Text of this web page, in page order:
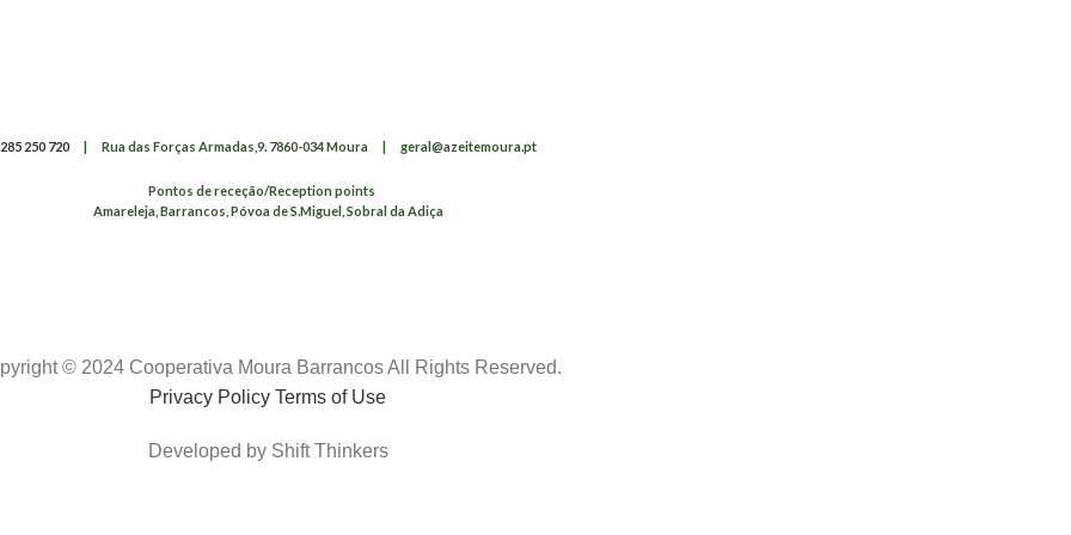
285 250 720 Rua das Forças Armadas,9. 7860-034 Moura geral@azeitemoura.pt
Pontos de receção/Reception points
Amareleja, Barrancos, Póvoa de S.Miguel, Sobral da Adiça
© 2024 Cooperativa Moura Barrancos All Rights Reserved.
Privacy Policy Terms of Use
Developed by Shift Thinkers